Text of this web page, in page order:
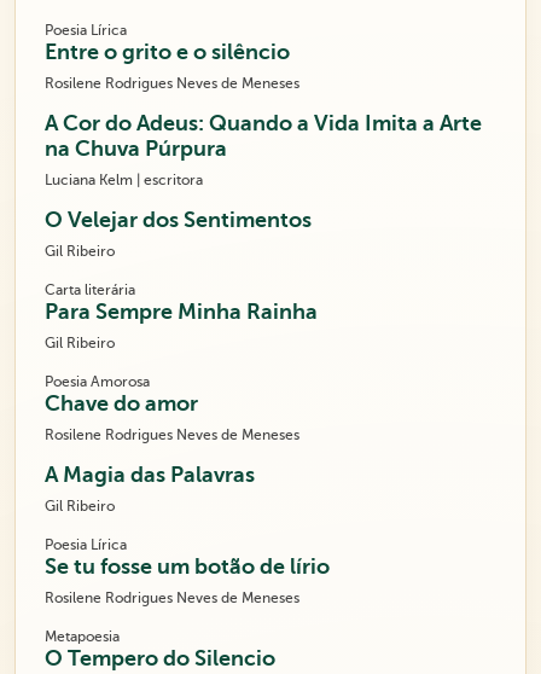
Poesia Lírica
Entre o grito e o silêncio
Rosilene Rodrigues Neves de Meneses
A Cor do Adeus: Quando a Vida Imita a Arte
na Chuva Púrpura
Luciana Kelm | escritora
O Velejar dos Sentimentos
Gil Ribeiro
Carta literária
Para Sempre Minha Rainha
Gil Ribeiro
Poesia Amorosa
Chave do amor
Rosilene Rodrigues Neves de Meneses
A Magia das Palavras
Gil Ribeiro
Poesia Lírica
Se tu fosse um botão de lírio
Rosilene Rodrigues Neves de Meneses
Metapoesia
O Tempero do Silencio